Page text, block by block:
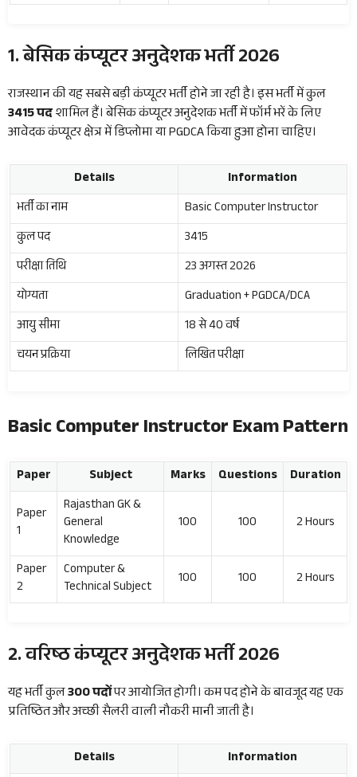
1. बेसिक कंप्यूटर अनुदेशक भर्ती 2026
राजस्थान की यह सबसे बड़ी कंप्यूटर भर्ती होने जा रही है। इस भर्ती में कुल
3415 पदशामिल हैं। बेसिक कंप्यूटर अनुदेशक भर्ती में फॉर्म भरें के लिए
आवेदक कंप्यूटर क्षेत्र में डिप्लोमा या PGDCA किया हुआ होना चाहिए।
Details
Information
भर्ती का नाम
Basic Computer Instructor
कुल पद
3415
परीक्षा तिथि
23 अगस्त 2026
योग्यता
Graduation + PGDCA/DCA
आयु सीमा
18 से 40 वर्ष
चयन प्रक्रिया
लिखित परीक्षा
Basic Computer Instructor Exam Pattern
Paper Subject Marks Questions
Duration
Paper
1
Rajasthan GK &
General
Knowledge
100 100 2 Hours
Paper
2
Computer &
Technical Subject
100 100 2 Hours
2. वरिष्ठ कंप्यूटर अनुदेशक भर्ती 2026
यह भर्ती कुल300 पदोंपर आयोजित होगी। कम पद होने के बावजूद यह एक
प्रतिष्ठित और अच्छी सैलरी वाली नौकरी मानी जाती है।
Details
Information